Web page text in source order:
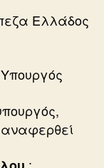
Ελλάδος
αναφερθεί